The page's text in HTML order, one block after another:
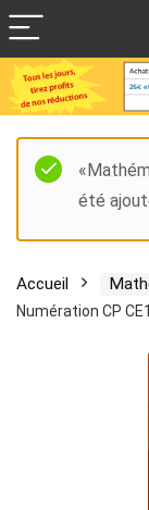
été
Accueil
Numération CP